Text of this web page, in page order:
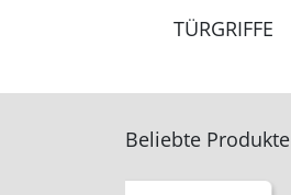
TÜRGRIFFE
Beliebte Produkte